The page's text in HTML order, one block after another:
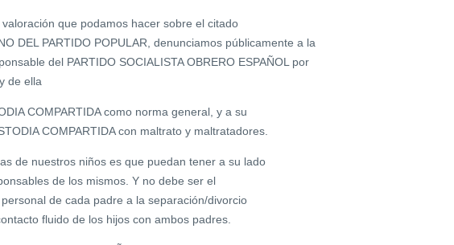
que podamos hacer sobre el citado
DEL PARTIDO POPULAR, denunciamos públicamente a la
del PARTIDO SOCIALISTA OBRERO ESPAÑOL por
de ella
COMPARTIDA como norma general, y a su
COMPARTIDA con maltrato y maltratadores.
de nuestros niños es que puedan tener a su lado
de los mismos. Y no debe ser el
de cada padre a la separación/divorcio
fluido de los hijos con ambos padres.